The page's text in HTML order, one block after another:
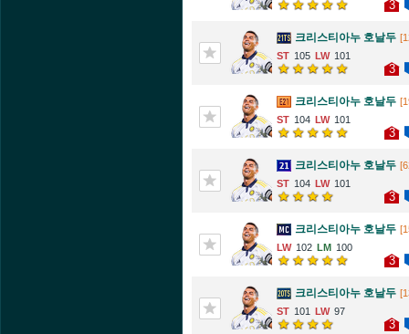
3
크리스티아누 호날두
105
101
3
크리스티아누 호날두
104
101
3
크리스티아누 호날두
104
101
3
크리스티아누 호날두
102
100
3
크리스티아누 호날두
101
97
3